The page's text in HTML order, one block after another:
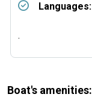
Languages:
.
Boat's amenities: